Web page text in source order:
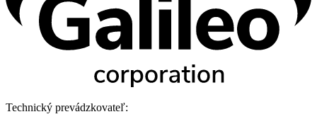
Technický prevádzkovateľ: